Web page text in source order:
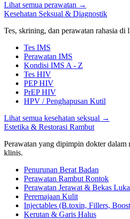
Lihat semua perawatan →
Kesehatan Seksual & Diagnostik
Tes, skrining, dan perawatan rahasia
Tes IMS
Perawatan IMS
Kondisi IMS A - Z
Tes HIV
PEP HIV
PrEP HIV
HPV / Penghapusan Kutil
Lihat semua kesehatan seksual →
Estetika & Restorasi Rambut
Perawatan yang dipimpin dokter dalam
klinis.
Penurunan Berat Badan
Perawatan Rambut Rontok
Perawatan Jerawat & Bekas Luka
Peremajaan Kulit
Injectables (B.toxin, Fillers,
Kerutan & Garis Halus